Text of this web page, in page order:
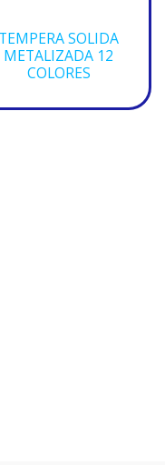
TEMPERA SOLIDA
METALIZADA 12
COLORES